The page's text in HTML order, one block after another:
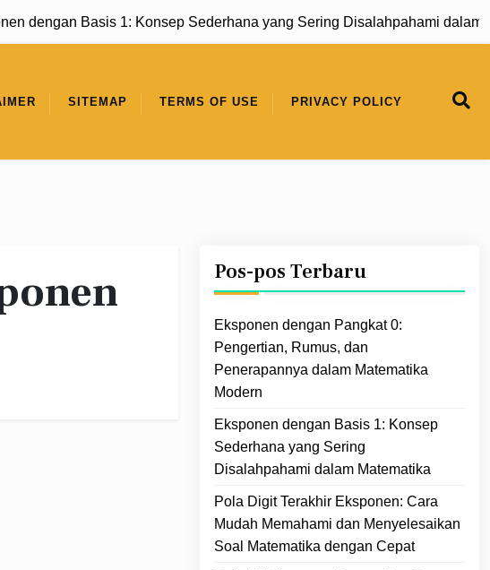
Basis 1: Konsep Sederhana yang Sering Disalahpahami dalam
SITEMAP TERMS OF USE PRIVACY POLICY
Pos-pos Terbaru
Eksponen dengan Pangkat 0:
Pengertian, Rumus, dan
Penerapannya dalam Matematika
Modern
Eksponen dengan Basis 1: Konsep
Sederhana yang Sering
Disalahpahami dalam Matematika
Pola Digit Terakhir Eksponen: Cara
Mudah Memahami dan Menyelesaikan
Soal Matematika dengan Cepat